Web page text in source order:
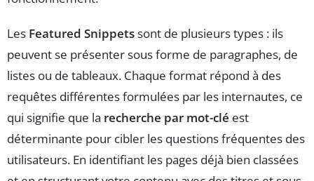
Les Featured Snippetssont de plusieurs types : ils
peuvent se présenter sous forme de paragraphes, de
listes ou de tableaux. Chaque format répond à des
requêtes différentes formulées par les internautes, ce
qui signifie que la recherche par mot-clé est
déterminante pour cibler les questions fréquentes des
utilisateurs. En identifiant les pages déjà bien classées